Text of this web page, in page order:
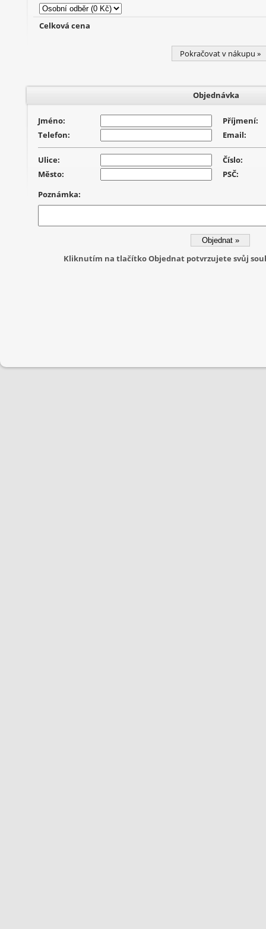
Celková cena
Pokračovat v nákupu »
Objednávka
Jméno:
Příjmení:
Telefon:
Email:
Ulice:
Číslo:
Město:
PSČ:
Poznámka:
Kliknutím na tlačítko Objednat potvrzujete svůj